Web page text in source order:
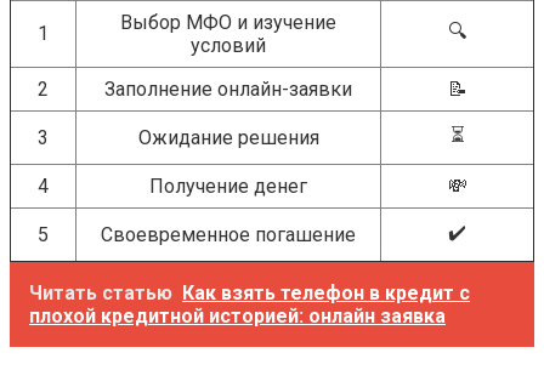
1
Выбор МФО и изучение
условий
🔍
2 Заполнение онлайн-заявки 📝
3 Ожидание решения ⏳
4 Получение денег 💸
5 Своевременное погашение ✔️
Читать статью Как взять телефон в кредит с
плохой кредитной историей: онлайн заявка